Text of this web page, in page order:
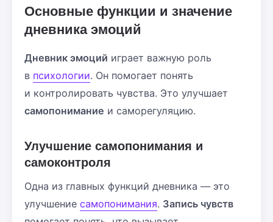
Основные функции и значение
дневника эмоций
Дневник эмоций играет важную роль
в психологии. Он помогает понять
и контролировать чувства. Это улучшает
самопонимание и саморегуляцию.
Улучшение самопонимания и
самоконтроля
Одна из главных функций дневника — это
улучшение самопонимания. Запись чувств